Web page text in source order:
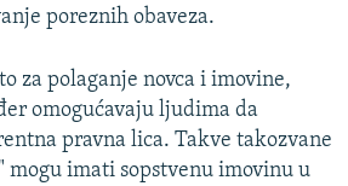
poreznih obaveza.
za polaganje novca i imovine,
omogućavaju ljudima da
pravna lica. Takve takozvane
mogu imati sopstvenu imovinu u